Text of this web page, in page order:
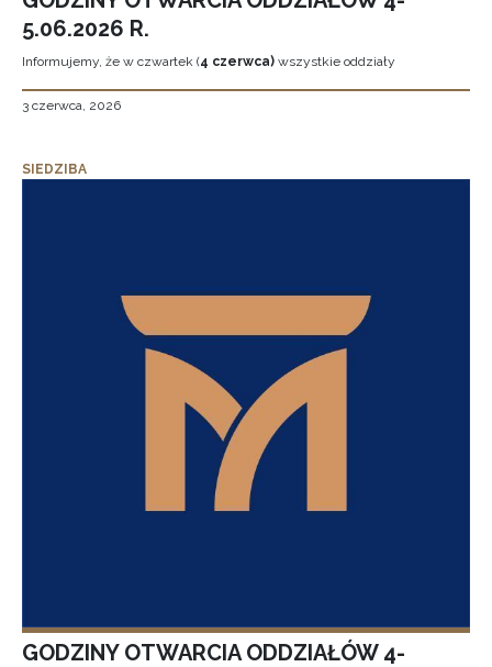
5.06.2026 R.
Informujemy, że w czwartek (4 czerwca) wszystkie oddziały
3 czerwca, 2026
SIEDZIBA
GODZINY OTWARCIA ODDZIAŁÓW 4-